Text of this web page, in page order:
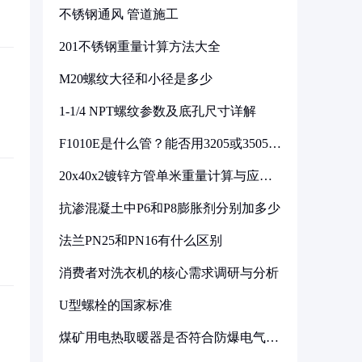
不锈钢通风 管道施工
201不锈钢重量计算方法大全
M20螺纹大径和小径是多少
1-1/4 NPT螺纹参数及底孔尺寸详解
F1010E是什么管？能否用3205或3505代
20x40x2镀锌方管单米重量计算与应用
抗渗混凝土中P6和P8膨胀剂分别加多少
法兰PN25和PN16有什么区别
消费者对洗衣机的核心需求调研与分析
U型螺栓的国家标准
煤矿用电热取暖器是否符合防爆电气设